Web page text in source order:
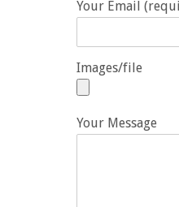
Your Email
Images/file
Your Message